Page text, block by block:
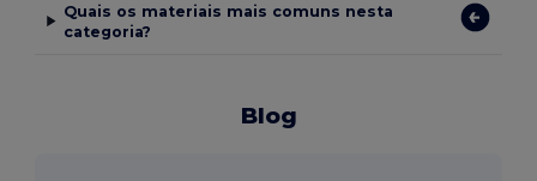
Quais os materiais mais comuns nesta
categoria?
Blog